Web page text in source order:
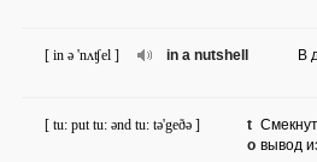
in a nutshell
[ in ə 'nʌʧel ] В
t
o
[ tu: put tu: ənd tu: tə'geðə ]
вывод